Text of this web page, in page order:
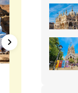
南アフリカ
喜望峰からの絶景
イナリーが点在す